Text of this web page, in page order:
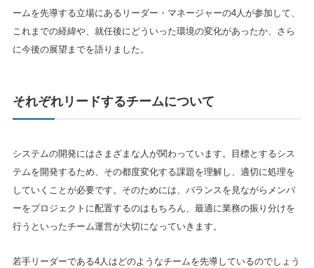
ームを先導する立場にあるリーダー・マネージャーの4人が参加して、
これまでの経緯や、就任後にどういった環境の変化があったか、さら
に今後の展望までを語りました。
それぞれリードするチームについて
システムの開発にはさまざまな人が関わっています。目標とするシス
テムを開発するため、その都度変化する課題を理解し、適切に処理を
していくことが必要です。そのためには、バランスを見ながらメンバ
ーをプロジェクトに配置するのはもちろん、最適に業務の振り分けを
行うといったチーム運営が大切になっていきます。
若手リーダーである4人はどのようなチームを先導しているのでしょう